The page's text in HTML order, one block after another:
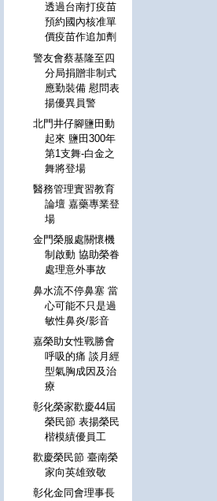
透過台南打疫苗
預約國內核准單
價疫苗作追加劑
警友會蔡基隆至四
分局捐贈非制式
應勤裝備 慰問表
揚優異員警
北門井仔腳鹽田動
起來 鹽田300年
第1支舞-白金之
舞將登場
醫務管理實習教育
論壇 嘉藥專業登
場
金門榮服處關懷機
制啟動 協助榮眷
處理意外事故
鼻水流不停鼻塞 當
心可能不只是過
敏性鼻炎/影音
嘉榮助女性戰勝會
呼吸的痛 談月經
型氣胸成因及治
療
彰化榮家歡慶44屆
榮民節 表揚榮民
楷模績優員工
歡慶榮民節 臺南榮
家向英雄致敬
彰化金同會理事長